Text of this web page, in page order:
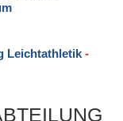
Leichtathletik -